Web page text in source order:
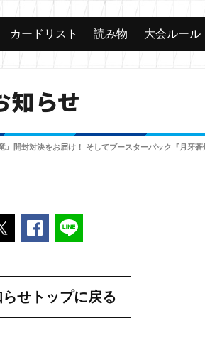
カードリスト 読み物 大会ルール
知らせ
開封対決をお届け！ そしてブースターパック『月牙
ポストするFacebookでシェアする
らせトップに戻る